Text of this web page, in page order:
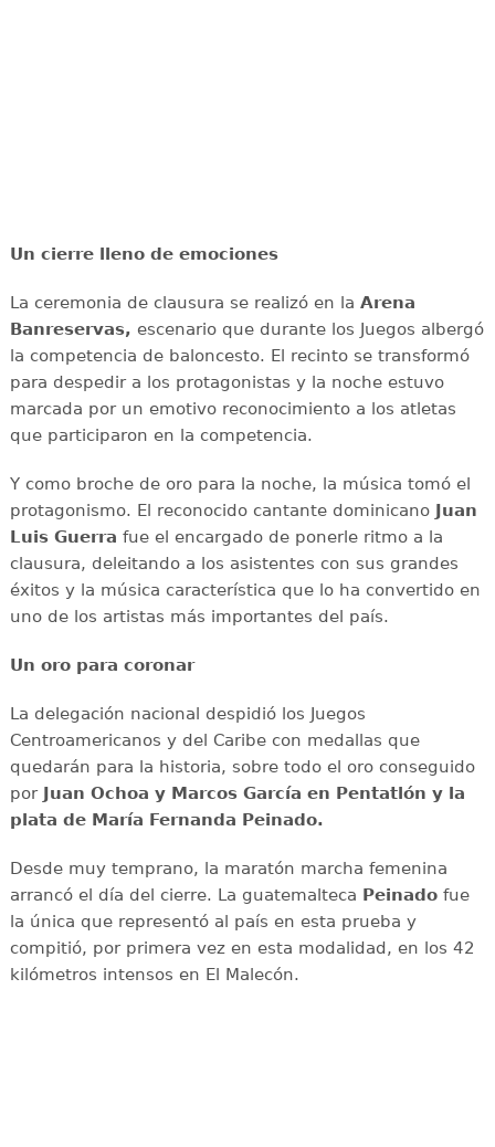
Un cierre lleno de emociones
La ceremonia de clausura se realizó en la Arena
Banreservas, escenario que durante los Juegos albergó
la competencia de baloncesto. El recinto se transformó
para despedir a los protagonistas y la noche estuvo
marcada por un emotivo reconocimiento a los atletas
que participaron en la competencia.
Y como broche de oro para la noche, la música tomó el
protagonismo. El reconocido cantante dominicano Juan
Luis Guerra fue el encargado de ponerle ritmo a la
clausura, deleitando a los asistentes con sus grandes
éxitos y la música característica que lo ha convertido en
uno de los artistas más importantes del país.
Un oro para coronar
La delegación nacional despidió los Juegos
Centroamericanos y del Caribe con medallas que
quedarán para la historia, sobre todo el oro conseguido
por Juan Ochoa y Marcos García en Pentatlón y la
plata de María Fernanda Peinado.
Desde muy temprano, la maratón marcha femenina
arrancó el día del cierre. La guatemalteca Peinadofue
la única que representó al país en esta prueba y
compitió, por primera vez en esta modalidad, en los 42
kilómetros intensos en El Malecón.